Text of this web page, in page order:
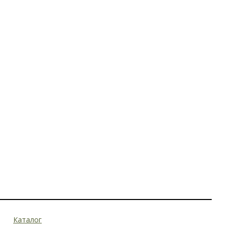
Каталог